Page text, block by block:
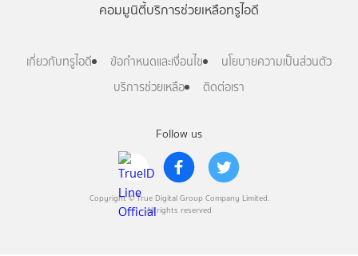
Follow us
Copyright © True Digital Group Company Limited.
All rights reserved
คอมมูนิตี้บริการช่วยเหลือทรูไอดี
เกี่ยวกับทรูไอดี ข้อกำหนดและเงื่อนไข
นโยบายความเป็นส่วนตัว
บริการช่วยเหลือ
ติดต่อเรา